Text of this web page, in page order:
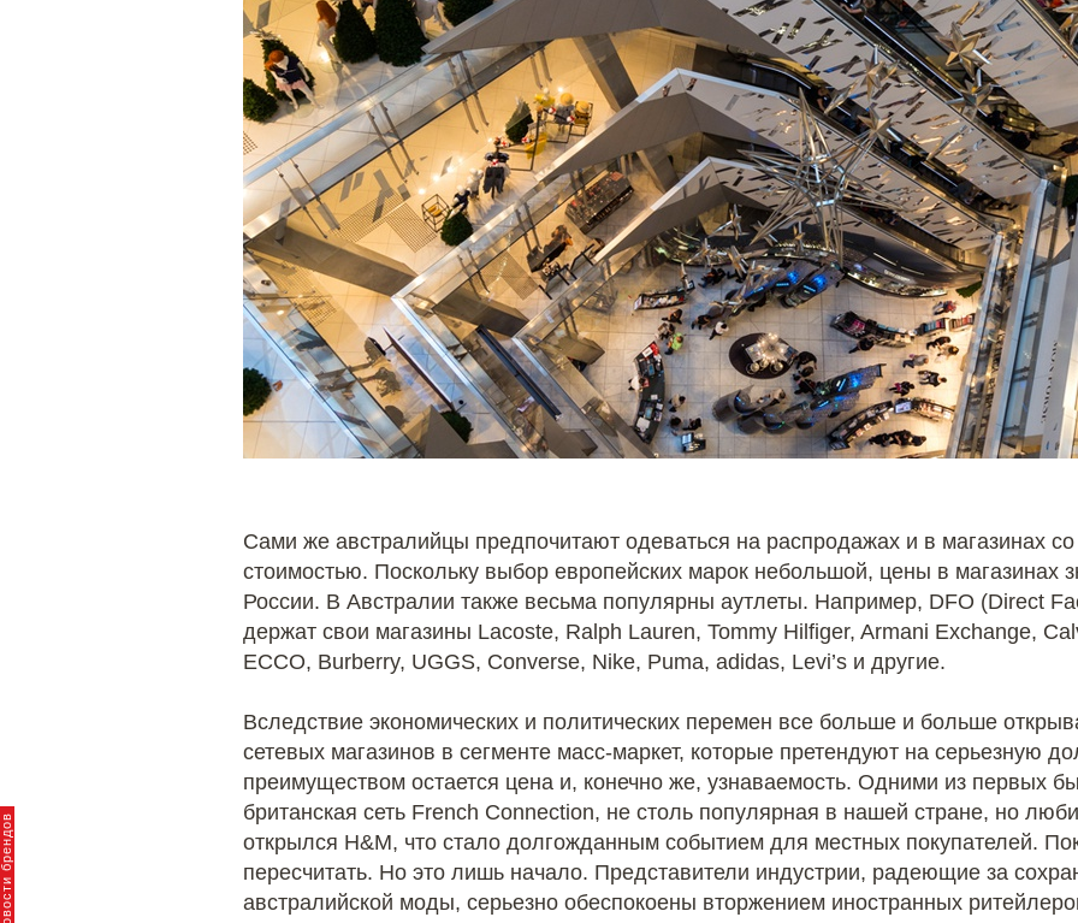
Сами же австралийцы предпочитают одеваться на распродажах и в магазинах
стоимостью. Поскольку выбор европейских марок небольшой, цены в магазинах
России. В Австралии также весьма популярны аутлеты. Например, DFO (Direct
держат свои магазины Lacoste, Ralph Lauren, Tommy Hilfiger, Armani Exchange,
ECCO, Burberry, UGGS, Converse, Nike, Puma, adidas, Levi’s и другие.
Вследствие экономических и политических перемен все больше и больше
сетевых магазинов в сегменте масс-маркет, которые претендуют на серьезную
преимуществом остается цена и, конечно же, узнаваемость. Одними из первых
британская сеть French Connection, не столь популярная в нашей стране, но
открылся H&M, что стало долгожданным событием для местных покупателей.
пересчитать. Но это лишь начало. Представители индустрии, радеющие за
австралийской моды, серьезно обеспокоены вторжением иностранных